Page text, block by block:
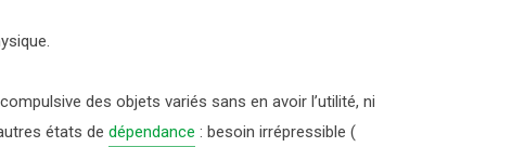
des objets variés sans en avoir l’utilité, ni
états de dépendance : besoin irrépressible (